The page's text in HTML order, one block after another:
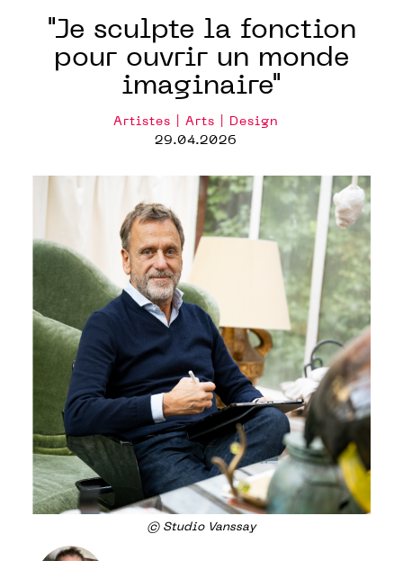
"Je sculpte la fonction
pour ouvrir un monde
imaginaire"
Artistes | Arts | Design
29.04.2026
© Studio Vanssay